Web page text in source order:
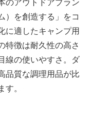
のアウトドアブラン
）を創造する」をコ
に適したキャンプ用
特徴は耐久性の高さ
線の使いやすさ。ダ
品質な調理用品が比
す。